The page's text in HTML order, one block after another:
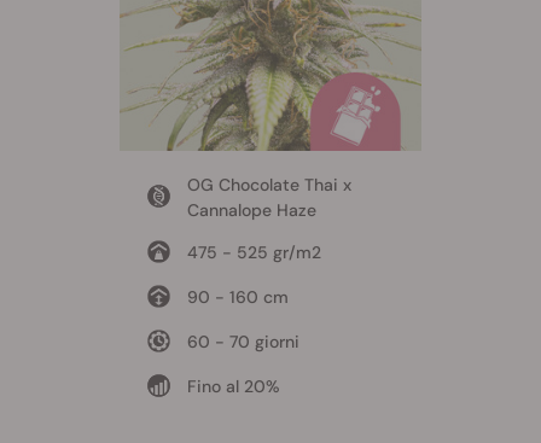
OG Chocolate Thai x
Cannalope Haze
475 - 525 gr/m2
90 - 160 cm
60 - 70 giorni
Fino al 20%